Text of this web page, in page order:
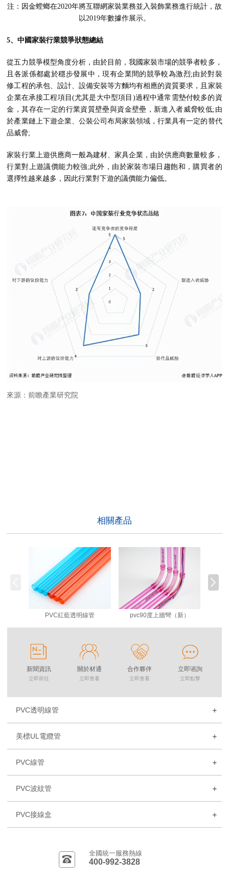
注：因金螳螂在2020年將互聯網家裝業務並入裝飾業務進行統計，故
以2019年數據作展示。
5、中國家裝行業競爭狀態總結
從五力競爭模型角度分析，由於目前，我國家裝市場的競爭者較多，
且各派係都處於穩步發展中，現有企業間的競爭較為激烈;由於對裝
修工程的承包、設計、設備安裝等方麵均有相應的資質要求，且家裝
企業在承接工程項目(尤其是大中型項目)過程中通常需墊付較多的資
金，其存在一定的行業資質壁壘與資金壁壘，新進入者威脅較低;由
於產業鏈上下遊企業、公裝公司布局家裝領域，行業具有一定的替代
品威脅;
家裝行業上遊供應商一般為建材、家具企業，由於供應商數量較多，
行業對上遊議價能力較強;此外，由於家裝市場日趨飽和，購買者的
選擇性越來越多，因此行業對下遊的議價能力偏低。
來源：前瞻產業研究院
相關產品
PVC紅藍透明線管 pvc90度上牆彎（新）
新聞資訊
立即前往
關於材通
立即查看
合作夥伴
立即查看
立即谘詢
立即點擊
PVC透明線管
美標UL電纜管
PVC線管
PVC波紋管
PVC接線盒
全國統一服務熱線
400-992-3828